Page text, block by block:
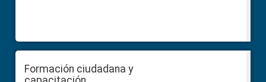
Formación ciudadana y